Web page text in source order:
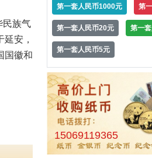
族气
安，
国徽和
第一套人民币1000元 第
第一套人民币20元 第一
第一套人民币5元
15069119365